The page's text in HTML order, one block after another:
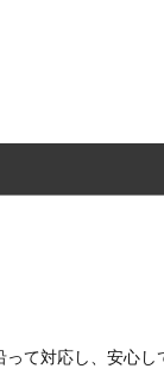
て対応し、安心